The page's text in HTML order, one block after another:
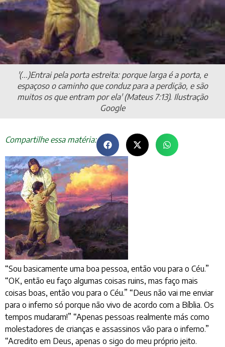
'(...)Entrai pela porta estreita: porque larga é a porta, e
espaçoso o caminho que conduz para a perdição, e são
muitos os que entram por ela' (Mateus 7:13). Ilustração
Google
Compartilhe essa matéria:
“Sou basicamente uma boa pessoa, então vou para o Céu.”
“OK, então eu faço algumas coisas ruins, mas faço mais
coisas boas, então vou para o Céu.” “Deus não vai me enviar
para o inferno só porque não vivo de acordo com a Bíblia. Os
tempos mudaram!” “Apenas pessoas realmente más como
molestadores de crianças e assassinos vão para o inferno.”
“Acredito em Deus, apenas o sigo do meu próprio jeito.